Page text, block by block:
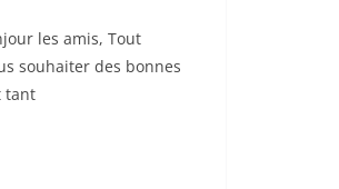
les amis, Tout
souhaiter des bonnes
tant